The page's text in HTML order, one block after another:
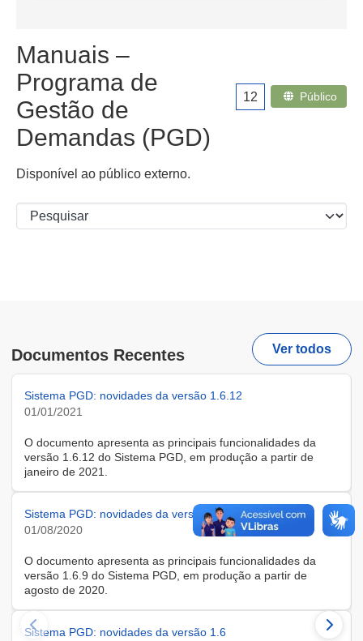
Manuais –
Programa de
Gestão de
Demandas (PGD)
12 Público
Disponível ao público externo.
Documentos Recentes Ver todos
Sistema PGD: novidades da versão 1.6.12
01/01/2021
O documento apresenta as principais funcionalidades da
versão 1.6.12 do Sistema PGD, em produção a partir de
janeiro de 2021.
Sistema PGD: novidades da versão 1.6.9
01/08/2020
O documento apresenta as principais funcionalidades da
versão 1.6.9 do Sistema PGD, em produção a partir de
agosto de 2020.
Sistema PGD: novidades da versão 1.6